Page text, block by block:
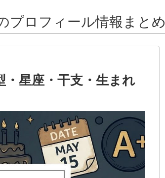
プロフィール情報まとめ
星座・干支・生まれ